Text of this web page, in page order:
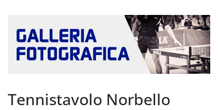
Tennistavolo Norbello